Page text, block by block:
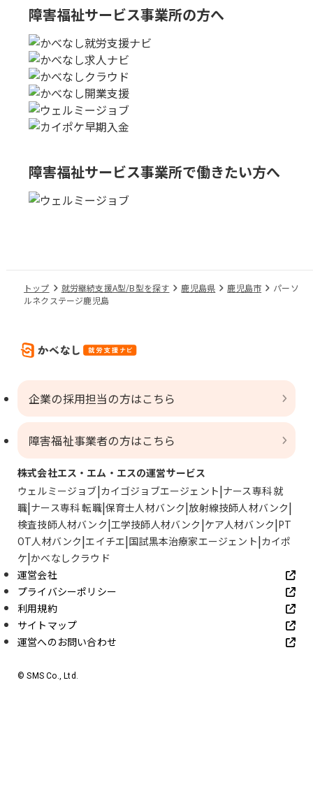
障害福祉サービス事業所の方へ
障害福祉サービス事業所で働きたい方へ
トップ 就労継続支援A型/B型を探す 鹿児島県 鹿児島市
パーソ
ルネクステージ鹿児島
企業の採用担当の方はこちら
障害福祉事業者の方はこちら
株式会社エス・エム・エスの運営サービス
ウェルミージョブ カイゴジョブエージェント ナース専科 就
職 ナース専科 転職 保育士人材バンク 放射線技師人材バンク
検査技師人材バンク 工学技師人材バンク ケア人材バンク PT
OT人材バンク エイチエ 国試黒本治療家エージェント カイポ
ケ かべなしクラウド
運営会社
プライバシーポリシー
利用規約
サイトマップ
運営へのお問い合わせ
© SMS Co., Ltd.